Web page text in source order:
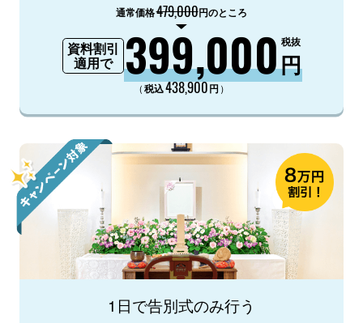
通常価格479,000円のところ
資料割引
適用で
399,000円
税抜
（税込438,900円 ）
1日で告別式のみ行う